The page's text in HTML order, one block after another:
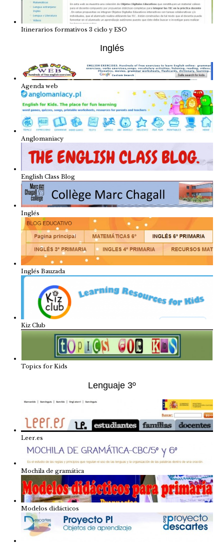
Itinerarios formativos 3 ciclo y ESO
Inglés
Agenda web
Anglomaniacy
English Class Blog
Inglés
Inglés Bauzada
Kiz Club
Topics for Kids
Lenguaje 3º
Leer.es
Mochila de gramática
Modelos didácticos